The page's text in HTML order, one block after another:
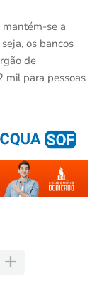
mantém-se a
os bancos
de
mil para pessoas